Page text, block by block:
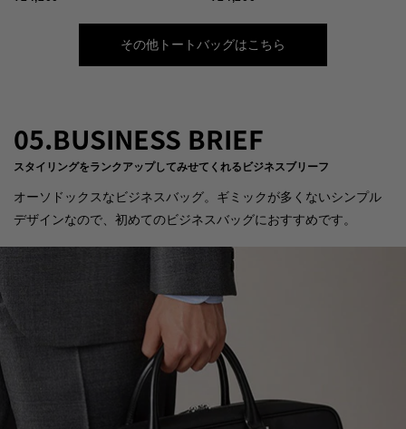
その他トートバッグはこちら
05.BUSINESS BRIEF
スタイリングをランクアップしてみせてくれるビジネスブリーフ
オーソドックスなビジネスバッグ。ギミックが多くないシンプル
デザインなので、初めてのビジネスバッグにおすすめです。